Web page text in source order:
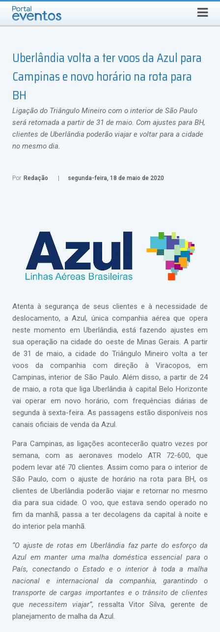
SÁBADO, 8 DE AGOSTO DE 2026 Busca
Uberlândia volta a ter voos da Azul para
Campinas e novo horário na rota para
BH
Ligação do Triângulo Mineiro com o interior de São Paulo
será retomada a partir de 31 de maio. Com ajustes para BH,
clientes de Uberlândia poderão viajar e voltar para a cidade
no mesmo dia.
Por Redação segunda-feira, 18 de maio de 2020
Atenta à segurança de seus clientes e à necessidade de
deslocamento, a Azul, única companhia aérea que opera
neste momento em Uberlândia, está fazendo ajustes em
sua operação na cidade do oeste de Minas Gerais. A partir
de 31 de maio, a cidade do Triângulo Mineiro volta a ter
voos da companhia com direção à Viracopos, em
Campinas, interior de São Paulo. Além disso, a partir de 24
de maio, a rota que liga Uberlândia à capital Belo Horizonte
vai operar em novo horário, com frequências diárias de
segunda à sexta-feira. As passagens estão disponíveis nos
canais oficiais de venda da Azul.
Para Campinas, as ligações acontecerão quatro vezes por
semana, com as aeronaves modelo ATR 72-600, que
podem levar até 70 clientes. Assim como para o interior de
São Paulo, com o ajuste de horário na rota para BH, os
clientes de Uberlândia poderão viajar e retornar no mesmo
dia para sua cidade. O voo, que estava sendo operado no
fim da manhã, passa a ter decolagens da capital à noite e
do interior pela manhã.
“O ajuste de rotas em Uberlândia faz parte do esforço da
Azul em manter uma malha doméstica essencial para o
País, conectando o Estado e o interior à toda a malha
nacional e internacional da companhia, garantindo o
transporte de cargas importantes e o trânsito de clientes
que necessitem viajar”, ressalta Vitor Silva, gerente de
planejamento de malha da Azul.